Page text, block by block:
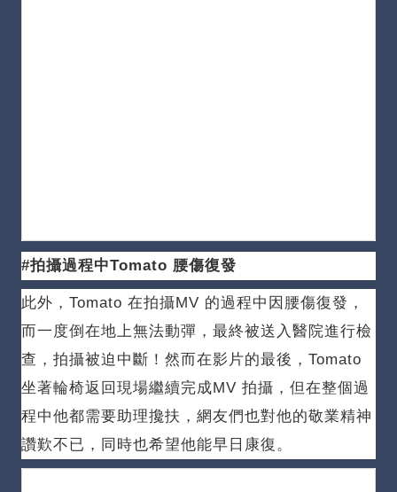
#拍攝過程中Tomato 腰傷復發
此外，Tomato 在拍攝MV 的過程中因腰傷復發，
而一度倒在地上無法動彈，最終被送入醫院進行檢
查，拍攝被迫中斷！ 然而在影片的最後，Tomato
坐著輪椅返回現場繼續完成MV 拍攝，但在整個過
程中他都需要助理攙扶，網友們也對他的敬業精神
讚歎不已，同時也希望他能早日康復。